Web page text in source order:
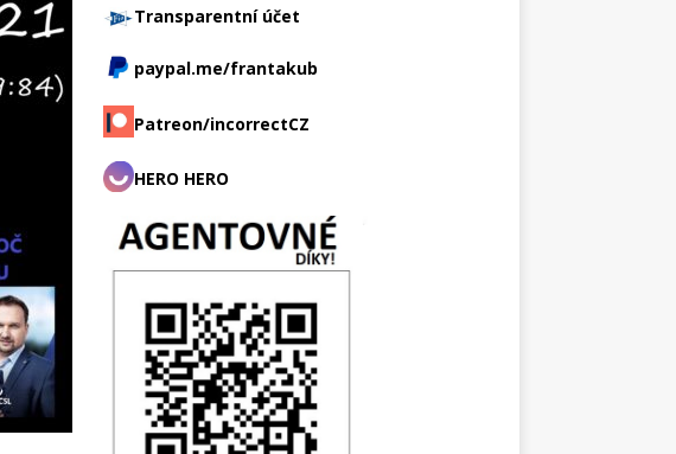
Transparentní účet
paypal.me/frantakub
Patreon/incorrectCZ
HERO HERO